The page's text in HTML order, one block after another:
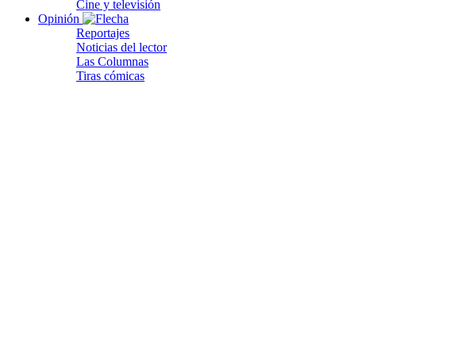
Cine y televisión
Opinión
Reportajes
Noticias del lector
Las Columnas
Tiras cómicas